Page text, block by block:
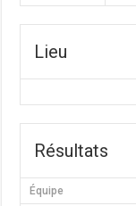
Lieu
Résultats
Équipe